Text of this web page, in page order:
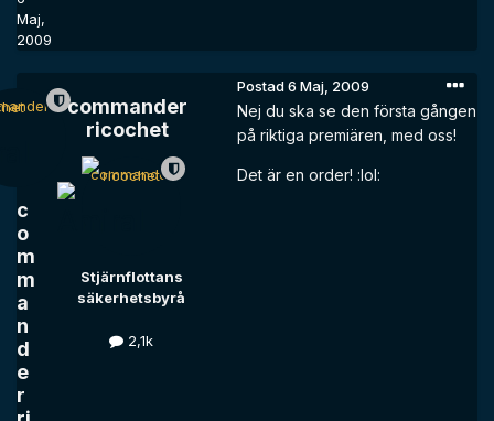
Maj,
2009
c
o
m
m
a
n
d
e
r
commander
ricochet
Stjärnflottans
säkerhetsbyrå
2,1k
Postad6 Maj, 2009
Nej du ska se den första gången
på riktiga premiären, med oss!
Det är en order! :lol: